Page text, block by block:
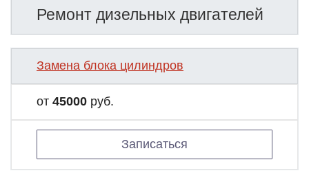
Ремонт дизельных двигателей
Замена блока цилиндров
от 45000 руб.
Записаться